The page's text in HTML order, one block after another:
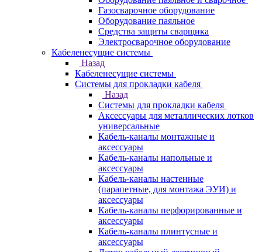
Газосварочное оборудование
Оборудование паяльное
Средства защиты сварщика
Электросварочное оборудование
Кабеленесущие системы
Назад
Кабеленесущие системы
Системы для прокладки кабеля
Назад
Системы для прокладки кабеля
Аксессуары для металлических лотков
универсальные
Кабель-каналы монтажные и
аксессуары
Кабель-каналы напольные и
аксессуары
Кабель-каналы настенные
(парапетные, для монтажа ЭУИ) и
аксессуары
Кабель-каналы перфорированные и
аксессуары
Кабель-каналы плинтусные и
аксессуары